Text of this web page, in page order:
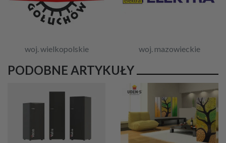
woj. wielkopolskie woj. mazowieckie
PODOBNE ARTYKUŁY